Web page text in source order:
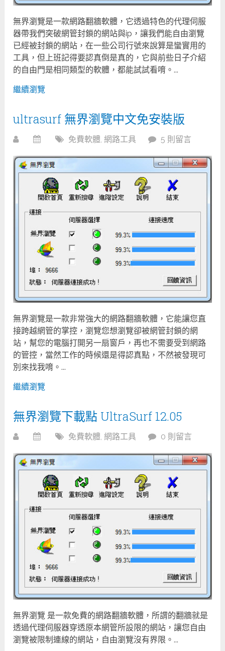
無界瀏覽是一款網路翻牆軟體，它透過特色的代理伺服
器帶我們突破網管封鎖的網站與ip，讓我們能自由瀏覽
已經被封鎖的網站，在一些公司行號來說算是蠻實用的
工具，但上班記得要認真倒是真的，它與前些日子介紹
的自由門是相同類型的軟體，都能試試看唷。...
繼續瀏覽
ultrasurf 無界瀏覽中文免安裝版
免費軟體 網路工具 5 則留言
無界瀏覽是一款非常強大的網路翻牆軟體，它能讓您直
接跨越網管的掌控，瀏覽您想瀏覽卻被網管封鎖的網
站，幫您的電腦打開另一扇窗戶，再也不需要受到網路
的管控，當然工作的時候還是得認真點，不然被發現可
別來找我唷。...
繼續瀏覽
無界瀏覽下載點 UltraSurf 12.05
免費軟體 網路工具 0 則留言
無界瀏覽 是一款免費的網路翻牆軟體，所謂的翻牆就是
透過代理伺服器穿透原本網管所設限的網站，讓您自由
瀏覽被限制連線的網站，自由瀏覽沒有界限。...